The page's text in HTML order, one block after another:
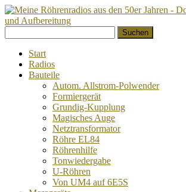
zum
Inhalt
nach:
Start
Radios
Bauteile
Autom. Allstrom-Polwender
Formiergerät
Grundig-Kupplung
Magisches Auge
Netztransformator
Röhre EL84
Röhrenhilfe
Tonwiedergabe
U-Röhren
Von UM4 auf 6E5S